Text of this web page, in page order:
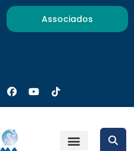
Associados